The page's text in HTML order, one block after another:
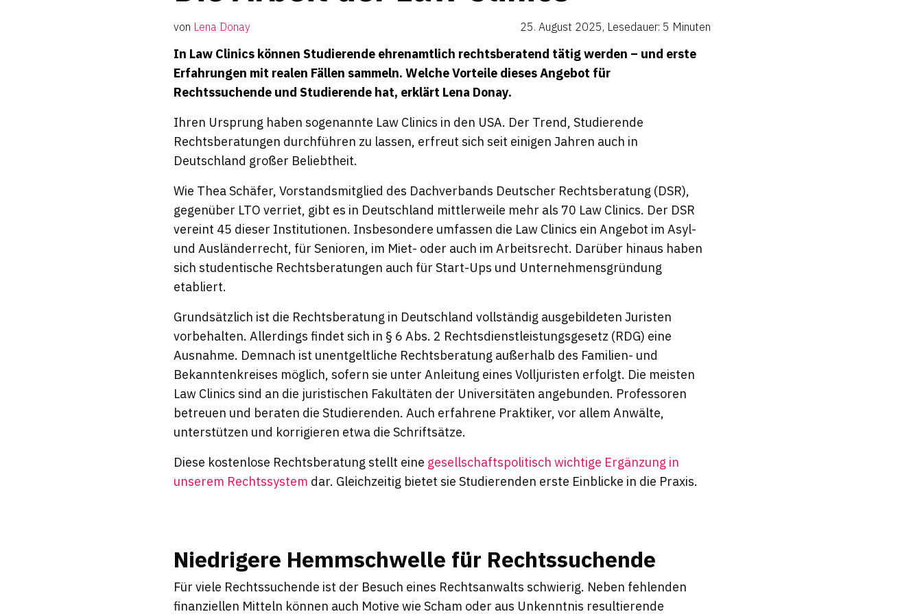
von Lena Donay 25. August 2025, Lesedauer: 5 Minuten
In Law Clinics können Studierende ehrenamtlich rechtsberatend tätig werden – und erste
Erfahrungen mit realen Fällen sammeln. Welche Vorteile dieses Angebot für
Rechtssuchende und Studierende hat, erklärt Lena Donay.
Ihren Ursprung haben sogenannte Law Clinics in den USA. Der Trend, Studierende
Rechtsberatungen durchführen zu lassen, erfreut sich seit einigen Jahren auch in
Deutschland großer Beliebtheit.
Wie Thea Schäfer, Vorstandsmitglied des Dachverbands Deutscher Rechtsberatung (DSR),
gegenüber LTOverriet, gibt es in Deutschland mittlerweile mehr als 70 Law Clinics. Der DSR
vereint 45 dieser Institutionen. Insbesondere umfassen die Law Clinics ein Angebot im Asyl-
und Ausländerrecht, für Senioren, im Miet- oder auch im Arbeitsrecht. Darüber hinaus haben
sich studentische Rechtsberatungen auch für Start-Ups und Unternehmensgründung
etabliert.
Grundsätzlich ist die Rechtsberatung in Deutschland vollständig ausgebildeten Juristen
vorbehalten. Allerdings findet sich in § 6 Abs. 2 Rechtsdienstleistungsgesetz (RDG) eine
Ausnahme. Demnach ist unentgeltliche Rechtsberatung außerhalb des Familien- und
Bekanntenkreises möglich, sofern sie unter Anleitung eines Volljuristen erfolgt. Die meisten
Law Clinics sind an die juristischen Fakultäten der Universitäten angebunden. Professoren
betreuen und beraten die Studierenden. Auch erfahrene Praktiker, vor allem Anwälte,
unterstützen und korrigieren etwa die Schriftsätze.
Diese kostenlose Rechtsberatung stellt eine gesellschaftspolitisch wichtige Ergänzung in
unserem Rechtssystem dar. Gleichzeitig bietet sie Studierenden erste Einblicke in die Praxis.
Niedrigere Hemmschwelle für Rechtssuchende
Für viele Rechtssuchende ist der Besuch eines Rechtsanwalts schwierig. Neben fehlenden
finanziellen Mitteln können auch Motive wie Scham oder aus Unkenntnis resultierende